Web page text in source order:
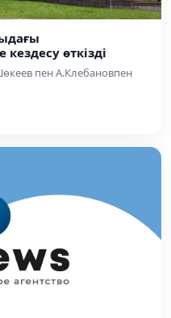
өткізді
пен А.Клебановпен